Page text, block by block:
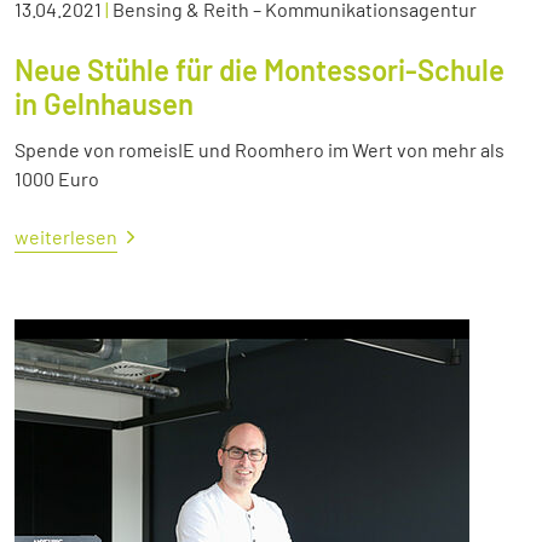
13.04.2021 | Bensing & Reith – Kommunikationsagentur
Neue Stühle für die Montessori-Schule
in Gelnhausen
Spende von romeisIE und Roomhero im Wert von mehr als
1000 Euro
weiterlesen